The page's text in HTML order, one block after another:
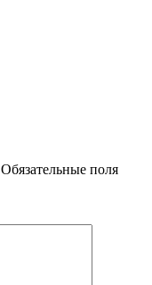
Обязательные поля